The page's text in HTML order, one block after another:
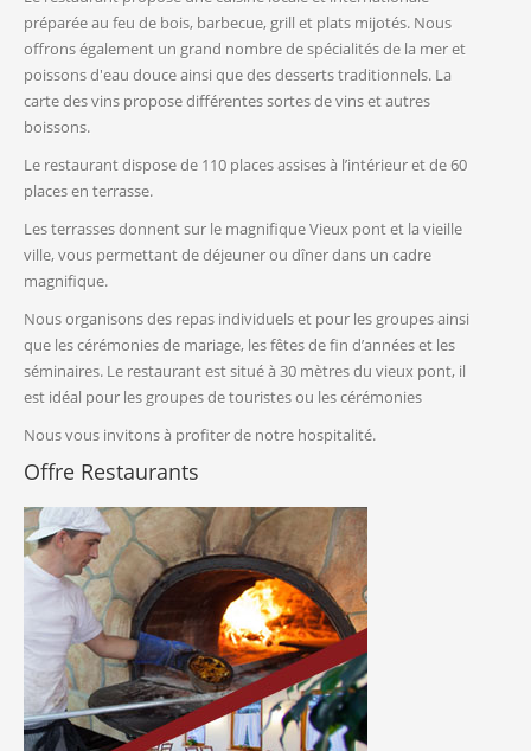
préparée au feu de bois, barbecue, grill et plats mijotés. Nous
offrons également un grand nombre de spécialités de la mer et
poissons d'eau douce ainsi que des desserts traditionnels. La
carte des vins propose différentes sortes de vins et autres
boissons.
Le restaurant dispose de 110 places assises à l’intérieur et de 60
places en terrasse.
Les terrasses donnent sur le magnifique Vieux pont et la vieille
ville, vous permettant de déjeuner ou dîner dans un cadre
magnifique.
Nous organisons des repas individuels et pour les groupes ainsi
que les cérémonies de mariage, les fêtes de fin d’années et les
séminaires. Le restaurant est situé à 30 mètres du vieux pont, il
est idéal pour les groupes de touristes ou les cérémonies
Nous vous invitons à profiter de notre hospitalité.
Offre Restaurants